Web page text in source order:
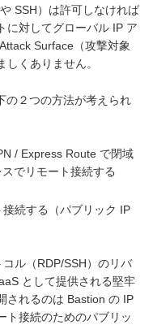
SSH）は許可しなければ
に対してグローバル IP ア
Surface（攻撃対象
くありません。
の２つの方法が考えられ
/ Express Route で閉域
でリモート接続する
続する（パブリック IP
ル（RDP/SSH）のリバ
として提供される堅牢
されるのは Bastion の IP
ト接続のためのパブリッ